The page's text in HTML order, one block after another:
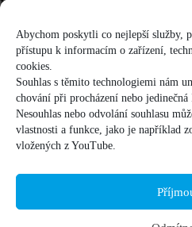
Abychom poskytli co nejlepší služby,
přístupu k informacím o zařízení,
cookies.
Souhlas s těmito technologiemi nám
chování při procházení nebo
Nesouhlas nebo odvolání souhlasu
vlastnosti a funkce, jako je například
vložených z YouTube.
Následující události
Źádné události v daném umístění